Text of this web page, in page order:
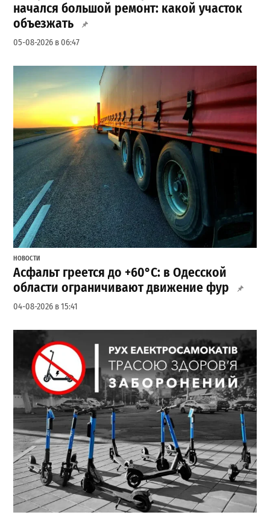
начался большой ремонт: какой участок
объезжать
05-08-2026 в 06:47
НОВОСТИ
Асфальт греется до +60°C: в Одесской
области ограничивают движение фур
04-08-2026 в 15:41